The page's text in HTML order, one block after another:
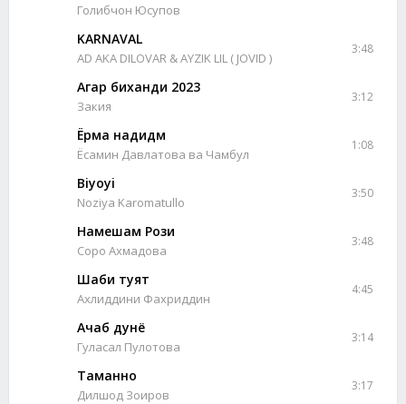
Голибчон Юсупов
KARNAVAL
AD AKA DILOVAR & AYZIK LIL ( JOVID )
3:48
Агар биханди 2023
Закия
3:12
Ёрма надидм
Ёсамин Давлатова ва Чамбул
1:08
Biyoyi
Noziya Karomatullo
3:50
Намешам Рози
Соро Ахмадова
3:48
Шаби туят
Ахлиддини Фахриддин
4:45
Ачаб дунё
Гуласал Пулотова
3:14
Таманно
Дилшод Зоиров
3:17